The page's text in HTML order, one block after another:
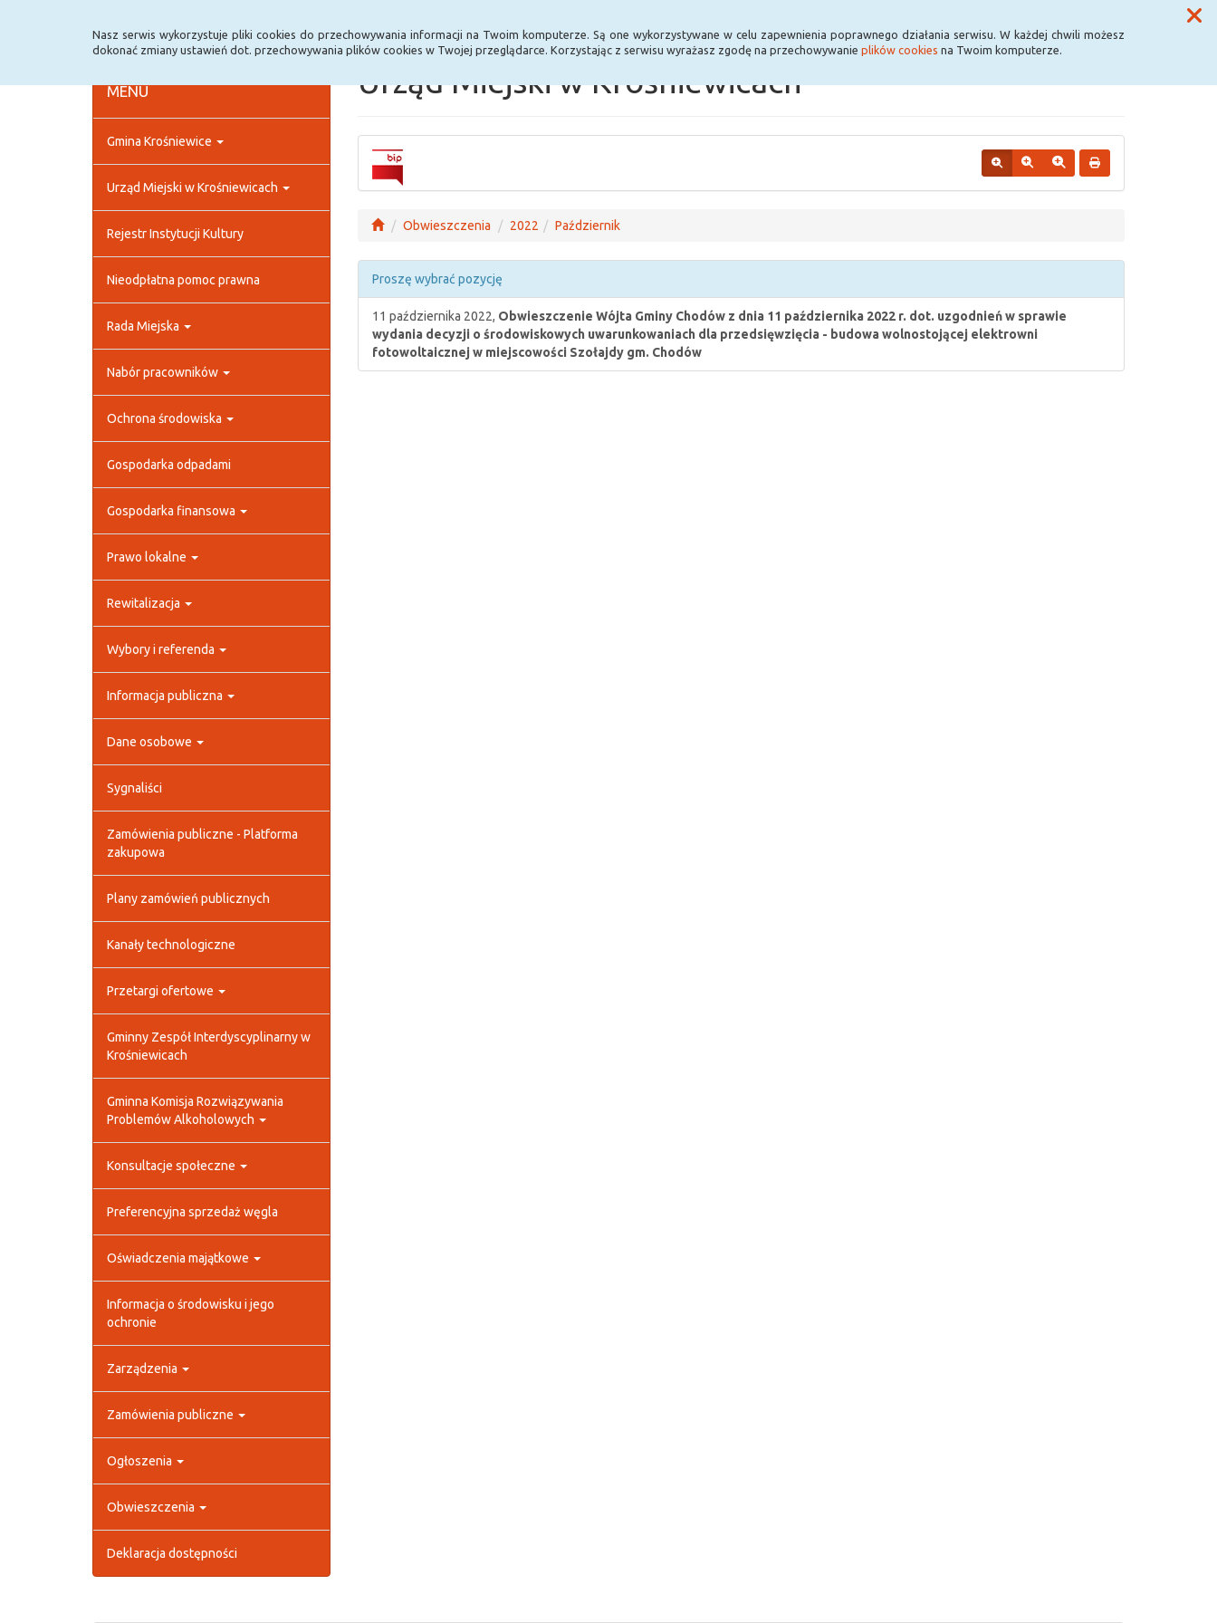
Nasz serwis wykorzystuje pliki cookies do przechowywania informacji na Twoim komputerze. Są one wykorzystywane w celu zapewnienia poprawnego działania serwisu. W każdej chwili możesz
dokonać zmiany ustawień dot. przechowywania plików cookies w Twojej przeglądarce. Korzystając z serwisu wyrażasz zgodę na przechowywanie plików cookies na Twoim komputerze.
MENU
Gmina Krośniewice
Urząd Miejski w Krośniewicach
Rejestr Instytucji Kultury
Nieodpłatna pomoc prawna
Rada Miejska
Nabór pracowników
Ochrona środowiska
Gospodarka odpadami
Gospodarka finansowa
Prawo lokalne
Rewitalizacja
Wybory i referenda
Informacja publiczna
Dane osobowe
Sygnaliści
Zamówienia publiczne - Platforma
zakupowa
Plany zamówień publicznych
Kanały technologiczne
Przetargi ofertowe
Gminny Zespół Interdyscyplinarny w
Krośniewicach
Gminna Komisja Rozwiązywania
Problemów Alkoholowych
Konsultacje społeczne
Preferencyjna sprzedaż węgla
Oświadczenia majątkowe
Informacja o środowisku i jego
ochronie
Zarządzenia
Zamówienia publiczne
Ogłoszenia
Obwieszczenia
Deklaracja dostępności
Urząd Miejski w Krośniewicach
Obwieszczenia 2022 Październik
Proszę wybrać pozycję
11 października 2022, Obwieszczenie Wójta Gminy Chodów z dnia 11 października 2022 r. dot. uzgodnień w sprawie
wydania decyzji o środowiskowych uwarunkowaniach dla przedsięwzięcia - budowa wolnostojącej elektrowni
fotowoltaicznej w miejscowości Szołajdy gm. Chodów